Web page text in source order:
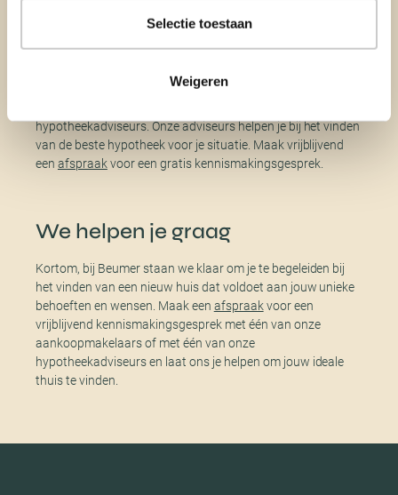
Selectie toestaan
Weigeren
Financiële overwegingen
ervaren, zoals het pensioeninkomen en budgetbeperkingen.
hypotheekadviseurs. Onze adviseurs helpen je bij het vinden
van de beste hypotheek voor je situatie. Maak vrijblijvend
een afspraakvoor een gratis kennismakingsgesprek.
We helpen je graag
Kortom, bij Beumer staan we klaar om je te begeleiden bij
het vinden van een nieuw huis dat voldoet aan jouw unieke
behoeften en wensen. Maak een afspraakvoor een
vrijblijvend kennismakingsgesprek met één van onze
aankoopmakelaars of met één van onze
hypotheekadviseurs en laat ons je helpen om jouw ideale
thuis te vinden.